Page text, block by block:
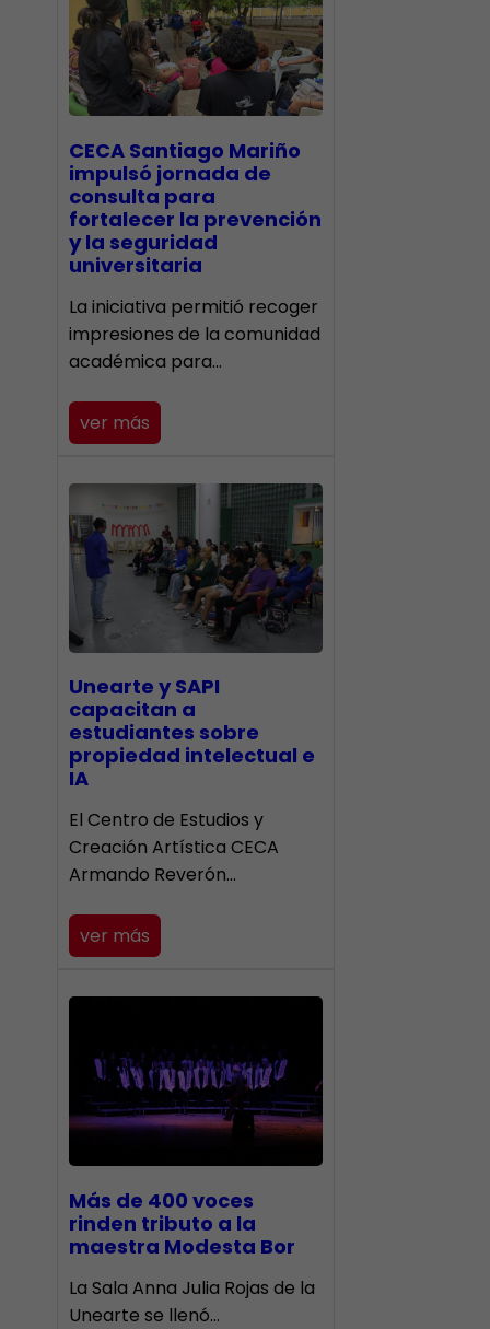
CECA Santiago Mariño
impulsó jornada de
consulta para
fortalecer la prevención
y la seguridad
universitaria
La iniciativa permitió recoger
impresiones de la comunidad
académica para…
ver más
Unearte y SAPI
capacitan a
estudiantes sobre
propiedad intelectual e
IA
El Centro de Estudios y
Creación Artística CECA
Armando Reverón…
ver más
Más de 400 voces
rinden tributo a la
maestra Modesta Bor
​La Sala Anna Julia Rojas de la
Unearte se llenó…